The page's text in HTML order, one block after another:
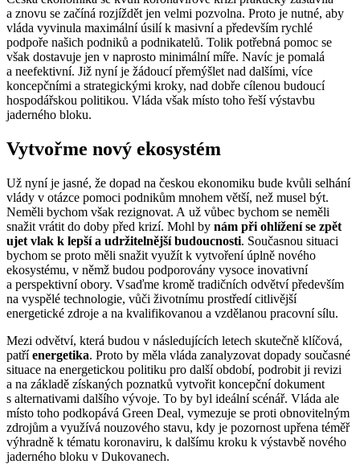
a znovu se začíná rozjíždět jen velmi pozvolna. Proto je nutné, aby
vláda vyvinula maximální úsilí k masivní a především rychlé
podpoře našich podniků a podnikatelů. Tolik potřebná pomoc se
však dostavuje jen v naprosto minimální míře. Navíc je pomalá
a neefektivní. Již nyní je žádoucí přemýšlet nad dalšími, více
koncepčními a strategickými kroky, nad dobře cílenou budoucí
hospodářskou politikou. Vláda však místo toho řeší výstavbu
jaderného bloku.
Vytvořme nový ekosystém
Už nyní je jasné, že dopad na českou ekonomiku bude kvůli selhání
vlády v otázce pomoci podnikům mnohem větší, než musel být.
Neměli bychom však rezignovat. A už vůbec bychom se neměli
snažit vrátit do doby před krizí. Mohl by nám při ohlížení se zpět
ujet vlak k lepší a udržitelnější budoucnosti. Současnou situaci
bychom se proto měli snažit využít k vytvoření úplně nového
ekosystému, v němž budou podporovány vysoce inovativní
a perspektivní obory. Vsaďme kromě tradičních odvětví především
na vyspělé technologie, vůči životnímu prostředí citlivější
energetické zdroje a na kvalifikovanou a vzdělanou pracovní sílu.
Mezi odvětví, která budou v následujících letech skutečně klíčová,
patříenergetika. Proto by měla vláda zanalyzovat dopady současné
situace na energetickou politiku pro další období, podrobit ji revizi
a na základě získaných poznatků vytvořit koncepční dokument
s alternativami dalšího vývoje. To by byl ideální scénář. Vláda ale
místo toho podkopává Green Deal, vymezuje se proti obnovitelným
zdrojům a využívá nouzového stavu, kdy je pozornost upřena téměř
výhradně k tématu koronaviru, k dalšímu kroku k výstavbě nového
jaderného bloku v Dukovanech.